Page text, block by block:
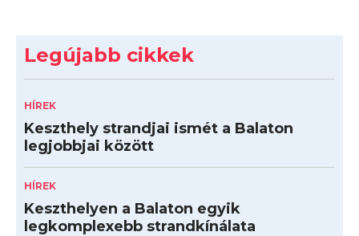
Legújabb cikkek
HÍREK
Keszthely strandjai ismét a Balaton
legjobbjai között
HÍREK
Keszthelyen a Balaton egyik
legkomplexebb strandkínálata